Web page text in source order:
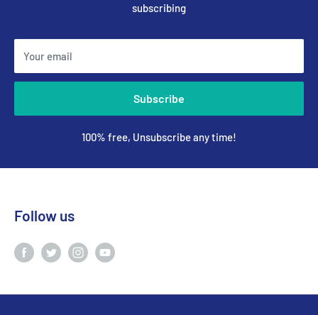
subscribing
Your email
Subscribe
100% free, Unsubscribe any time!
Follow us